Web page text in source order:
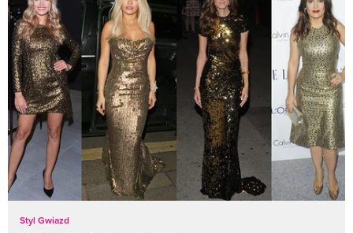
Styl Gwiazd